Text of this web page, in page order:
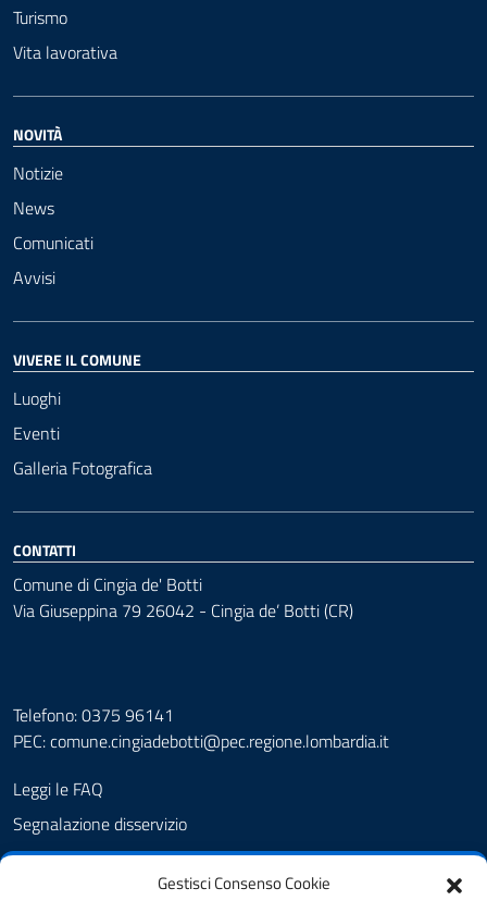
Gestisci Consenso Cookie
Turismo
Vita lavorativa
NOVITÀ
Notizie
News
Comunicati
Avvisi
VIVERE IL COMUNE
Luoghi
Eventi
Galleria Fotografica
CONTATTI
Comune di Cingia de' Botti
Via Giuseppina 79 26042 - Cingia de’ Botti (CR)
Telefono: 0375 96141
PEC:comune.cingiadebotti@pec.regione.lombardia.it
Leggi le FAQ
Segnalazione disservizio
Prenotazione appuntamento